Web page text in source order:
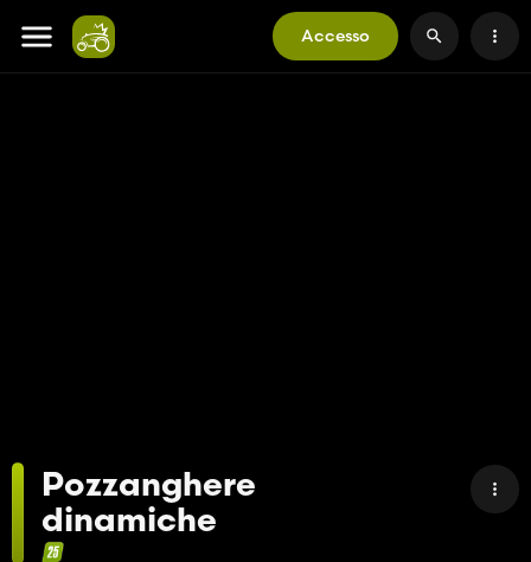
Accesso
Pozzanghere
dinamiche